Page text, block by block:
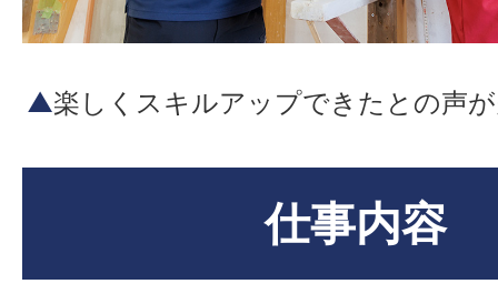
▲楽しくスキルアップできたとの声
仕事内容